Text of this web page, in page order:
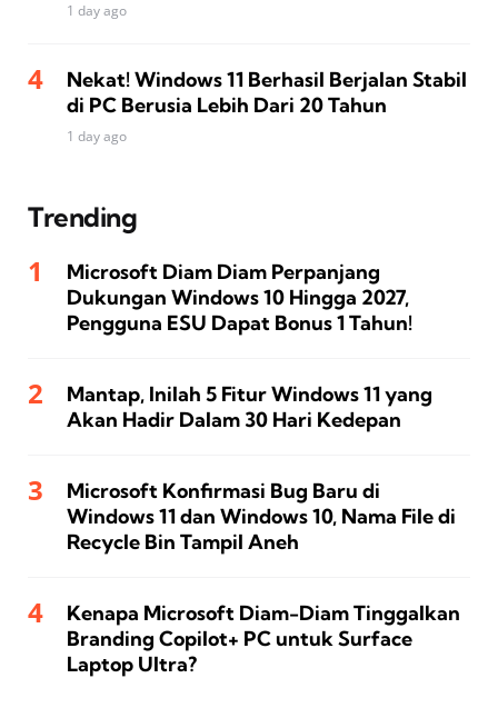
1 day ago
Nekat! Windows 11 Berhasil Berjalan Stabil
di PC Berusia Lebih Dari 20 Tahun
1 day ago
Trending
Microsoft Diam Diam Perpanjang
Dukungan Windows 10 Hingga 2027,
Pengguna ESU Dapat Bonus 1 Tahun!
Mantap, Inilah 5 Fitur Windows 11 yang
Akan Hadir Dalam 30 Hari Kedepan
Microsoft Konfirmasi Bug Baru di
Windows 11 dan Windows 10, Nama File di
Recycle Bin Tampil Aneh
Kenapa Microsoft Diam-Diam Tinggalkan
Branding Copilot+ PC untuk Surface
Laptop Ultra?